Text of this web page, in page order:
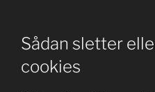
Sådan sletter
cookies